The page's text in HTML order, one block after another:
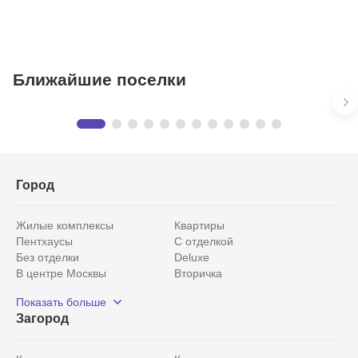
Ближайшие поселки
Третья охота
Город
Жилые комплексы
Квартиры
Пентхаусы
С отделкой
Без отделки
Deluxe
В центре Москвы
Вторичка
Рядом с парком
С панорамными окнами
Показать больше
Загород